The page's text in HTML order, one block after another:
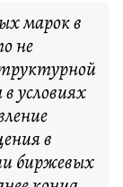
марок в
не
условиях
в
биржевых